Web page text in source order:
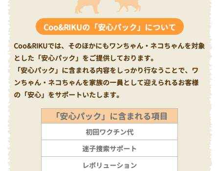
Coo&RIKUの「安心パック」について
Coo&RIKUでは、そのほかにもワンちゃん・ネコちゃんを対象
とした「安心パック」をご提供しております。
「安心パック」に含まれる内容をしっかり行なうことで、ワ
ンちゃん・ネコちゃんを家族の一員として迎えられるお客様
の「安心」をサポートいたします。
「安心パック」に含まれる項目
初回ワクチン代
迷子捜索サポート
レボリューション